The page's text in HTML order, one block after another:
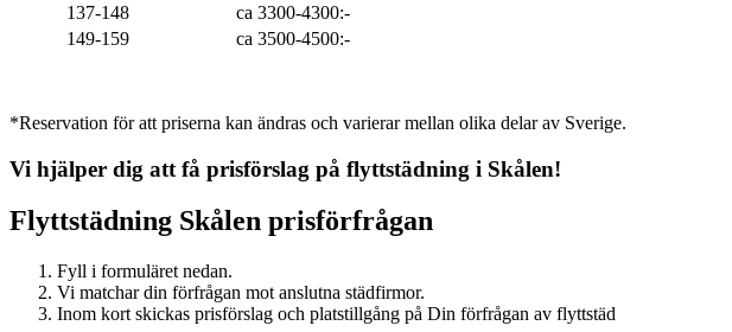
137-148
ca 3300-4300:-
149-159
ca 3500-4500:-
*Reservation för att priserna kan ändras och varierar mellan olika delar av Sverige.
Vi hjälper dig att få prisförslag på flyttstädning i Skålen!
Flyttstädning Skålen prisförfrågan
Fyll i formuläret nedan.
Vi matchar din förfrågan mot anslutna städfirmor.
Inom kort skickas prisförslag och platstillgång på Din förfrågan av flyttstäd